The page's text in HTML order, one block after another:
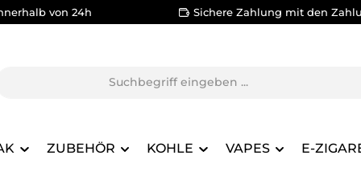
von 24h Sichere Zahlung mit den
ZUBEHÖR KOHLE VAPES E-